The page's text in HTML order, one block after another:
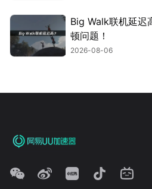
Big Walk联机延迟
顿问题！
2026-08-06